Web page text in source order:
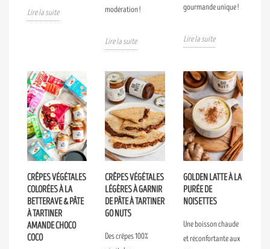
Lire la suite modération !
Lire la suite
gourmande unique !
Lire la suite
CRÊPES VÉGÉTALES
COLORÉES À LA
BETTERAVE & PÂTE
À TARTINER
AMANDE CHOCO
COCO
CRÊPES VÉGÉTALES
LÉGÈRES À GARNIR
DE PÂTE À TARTINER
GO NUTS
Des crêpes 100%
GOLDEN LATTE À LA
PURÉE DE
NOISETTES
Une boisson chaude
et réconfortante aux